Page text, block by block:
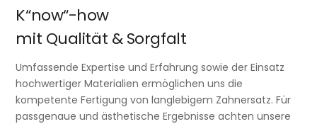
K“now“-how
mit Qualität & Sorgfalt
Umfassende Expertise und Erfahrung sowie der Einsatz
hochwertiger Materialien ermöglichen uns die
kompetente Fertigung von langlebigem Zahnersatz. Für
passgenaue und ästhetische Ergebnisse achten unsere